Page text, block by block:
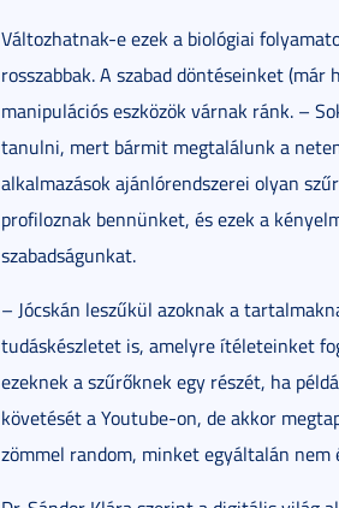
Változhatnak-e ezek a biológiai
rosszabbak. A szabad döntéseinket
manipulációs eszközök várnak ránk. –
tanulni, mert bármit megtalálunk a
alkalmazások ajánlórendszerei olyan
profiloznak bennünket, és ezek a
szabadságunkat.
– Jócskán leszűkül azoknak a
tudáskészletet is, amelyre ítéleteinket
ezeknek a szűrőknek egy részét, ha
követését a Youtube-on, de akkor
zömmel random, minket egyáltalán